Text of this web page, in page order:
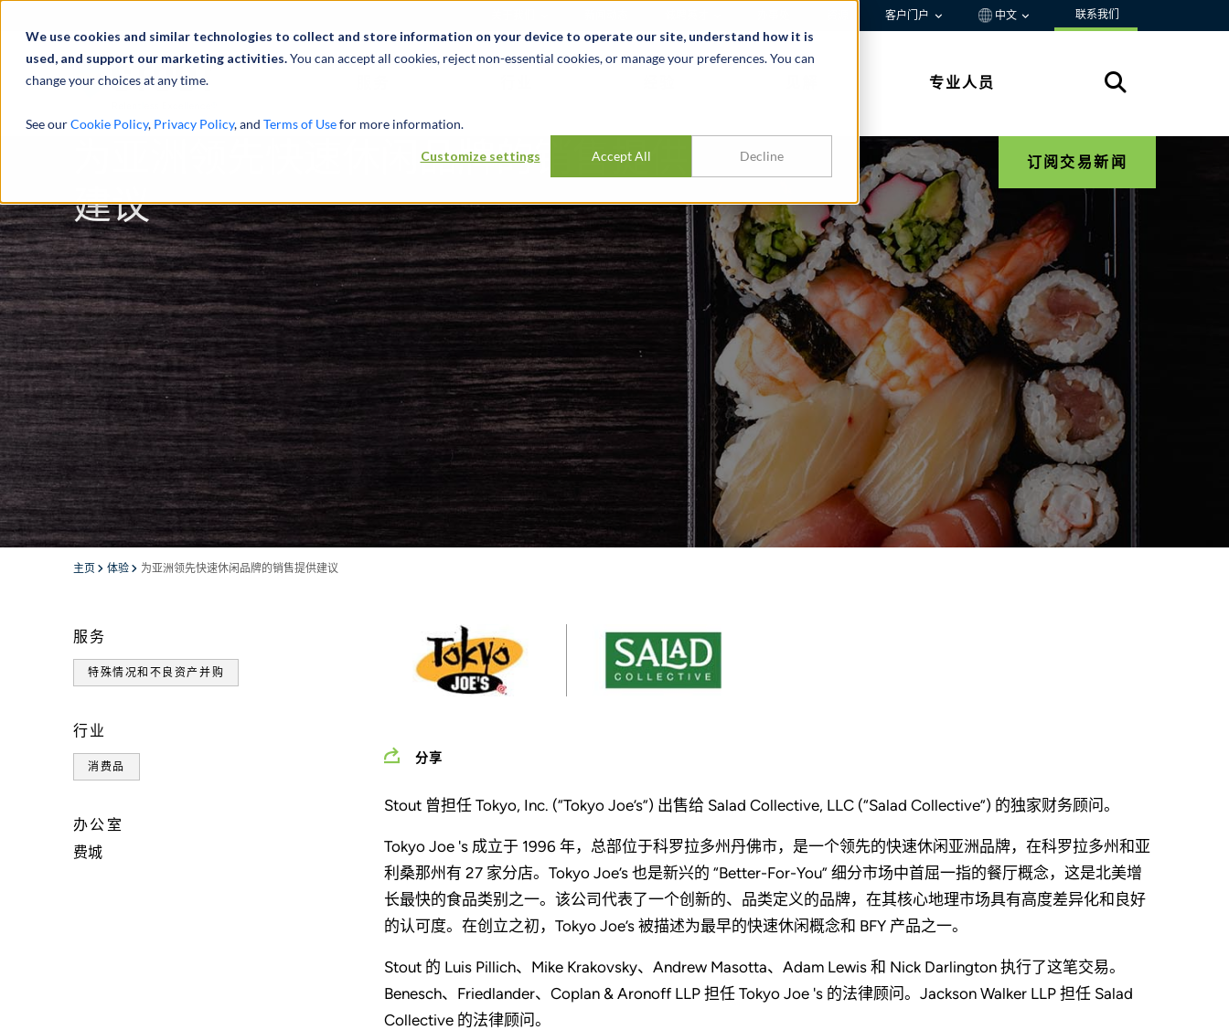
We use cookies and similar technologies to collect and store information on your device to operate our site, understand how it is
used, and support our marketing activities.You can accept all cookies, reject non-essential cookies, or manage your preferences. You can
change your choices at any time.
See ourCookie Policy, Privacy Policy, and Terms of Usefor more information.
Customize settings Accept All Decline
客户门户 中文 联系我们
专业人员
为亚洲领先快速休闲品牌的销售提供
建议
订阅交易新闻
主页 体验 为亚洲领先快速休闲品牌的销售提供建议
服务
特殊情况和不良资产并购
行业
消费品
办公室
费城
分享
Stout 曾担任 Tokyo, Inc. (“Tokyo Joe’s”) 出售给 Salad Collective, LLC (“Salad Collective”) 的独家财务顾问。
Tokyo Joe 's 成立于 1996 年，总部位于科罗拉多州丹佛市，是一个领先的快速休闲亚洲品牌，在科罗拉多州和亚
利桑那州有 27 家分店。Tokyo Joe’s 也是新兴的 “Better-For-You” 细分市场中首屈一指的餐厅概念，这是北美增
长最快的食品类别之一。该公司代表了一个创新的、品类定义的品牌，在其核心地理市场具有高度差异化和良好
的认可度。在创立之初，Tokyo Joe’s 被描述为最早的快速休闲概念和 BFY 产品之一。
Stout 的 Luis Pillich、Mike Krakovsky、Andrew Masotta、Adam Lewis 和 Nick Darlington 执行了这笔交易。
Benesch、Friedlander、Coplan & Aronoff LLP 担任 Tokyo Joe 's 的法律顾问。Jackson Walker LLP 担任 Salad
Collective 的法律顾问。